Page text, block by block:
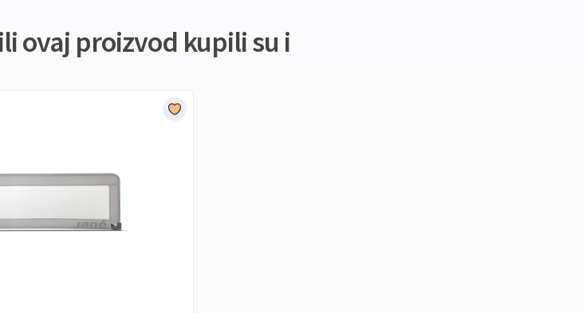
ovaj proizvod kupili su i